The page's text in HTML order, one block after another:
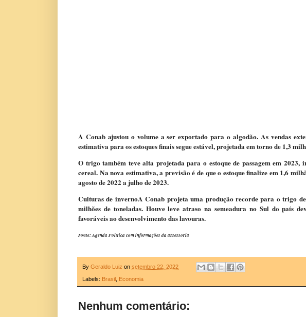
A Conab ajustou o volume a ser exportado para o algodão. As vendas
estimativa para os estoques finais segue estável, projetada em torno de 1,3
O trigo também teve alta projetada para o estoque de passagem em
cereal. Na nova estimativa, a previsão é de que o estoque finalize em 1,6
agosto de 2022 a julho de 2023.
Culturas de invernoA Conab projeta uma produção recorde para o trigo
milhões de toneladas. Houve leve atraso na semeadura no Sul do país
favoráveis ao desenvolvimento das lavouras.
Fonte: Agenda Política com informações da assessoria
By Geraldo Luiz on setembro 22, 2022
Labels: Brasil Economia
Nenhum comentário: